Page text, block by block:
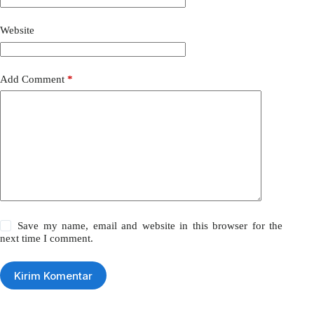
Website
Add Comment *
Save my name, email and website in this browser for the
next time I comment.
Kirim Komentar